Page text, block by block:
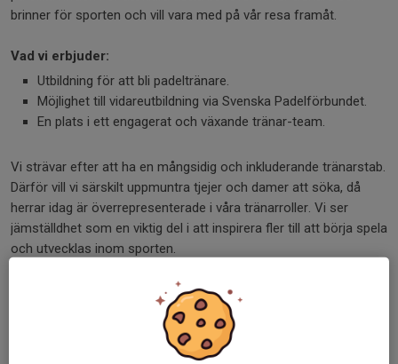
brinner för sporten och vill vara med på vår resa framåt.
Vad vi erbjuder:
Utbildning för att bli padeltränare.
Möjlighet till vidareutbildning via Svenska Padelförbundet.
En plats i ett engagerat och växande tränar-team.
Vi strävar efter att ha en mångsidig och inkluderande tränarstab.
Därför vill vi särskilt uppmuntra tjejer och damer att söka, då
herrar idag är överrepresenterade i våra tränarroller. Vi ser
jämställdhet som en viktig del i att inspirera fler till att börja spela
och utvecklas inom sporten.
Kontakta oss på info@soderkopingpadel.se för mer information
eller skicka in din intresseanmälan direkt.